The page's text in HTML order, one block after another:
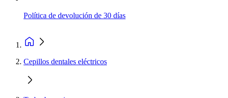
Política de devolución de 30 días
Cepillos dentales eléctricos